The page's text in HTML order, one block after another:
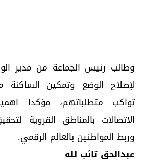
وطالب رئيس الجماعة من مدير
لإصلاح الوضع وتمكين
تواكب متطلباتهم، مؤكدا
الاتصالات بالمناطق القروية
وربط المواطنين بالعالم الرقمي.
عبدالحق تائب لله